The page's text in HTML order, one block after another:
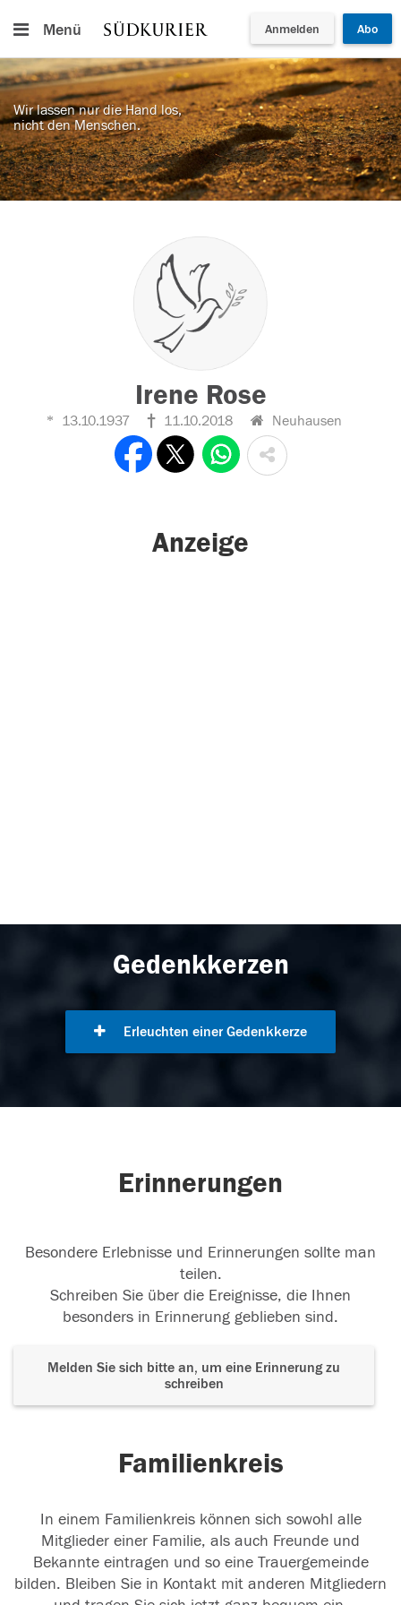
Menü Anmelden Abo
Wir lassen nur die Hand los,
nicht den Menschen.
Irene Rose
13.10.1937 11.10.2018 Neuhausen
Anzeige
Gedenkkerzen
Erleuchten einer Gedenkkerze
Erinnerungen
Besondere Erlebnisse und Erinnerungen sollte man
teilen.
Schreiben Sie über die Ereignisse, die Ihnen
besonders in Erinnerung geblieben sind.
Melden Sie sich bitte an, um eine Erinnerung zu
schreiben
Familienkreis
In einem Familienkreis können sich sowohl alle
Mitglieder einer Familie, als auch Freunde und
Bekannte eintragen und so eine Trauergemeinde
bilden. Bleiben Sie in Kontakt mit anderen Mitgliedern